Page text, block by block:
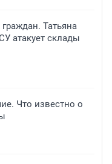
Татьяна
атакует склады
Что известно о